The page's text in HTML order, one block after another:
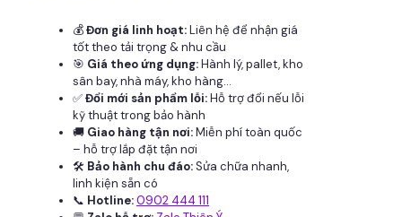
💰Đơn giá linh hoạt:Liên hệ để nhận giá
tốt theo tải trọng & nhu cầu
🎯 Giá theo ứng dụng:Hành lý, pallet, kho
sân bay, nhà máy, kho hàng...
✅Đổi mới sản phẩm lỗi:Hỗ trợ đổi nếu lỗi
kỹ thuật trong bảo hành
🚚 Giao hàng tận nơi:Miễn phí toàn quốc
– hỗ trợ lắp đặt tận nơi
🛠 Bảo hành chu đáo:Sửa chữa nhanh,
linh kiện sẵn có
📞 Hotline:0902 444 111